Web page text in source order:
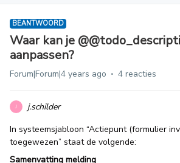
BEANTWOORD
Waar kan je
aanpassen?
Forum|Forum|4 years ago 4 reacties
J
j.schilder
In systeemsjabloon “Actiepunt (formulier
toegewezen” staat de volgende:
Samenvatting melding